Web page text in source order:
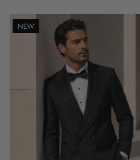
NEW